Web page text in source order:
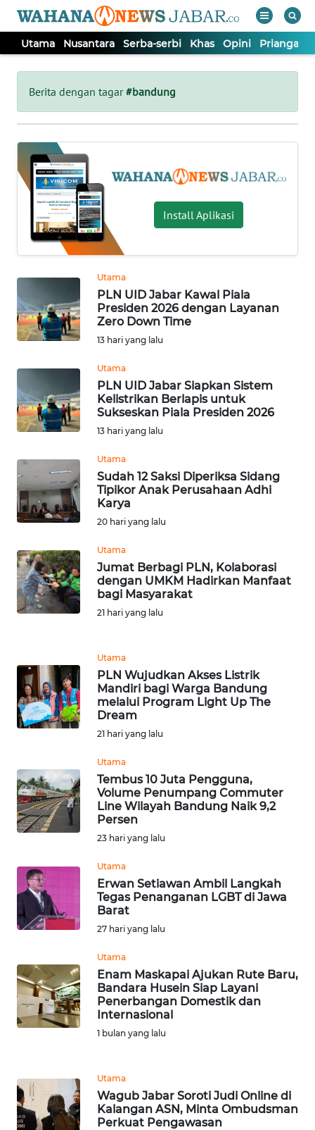
Utama Nusantara Serba-serbi Khas Opini Priangan
Berita dengan tagar#bandung
Install Aplikasi
Utama
PLN UID Jabar Kawal Piala
Presiden 2026 dengan Layanan
Zero Down Time
13 hari yang lalu
Utama
PLN UID Jabar Siapkan Sistem
Kelistrikan Berlapis untuk
Sukseskan Piala Presiden 2026
13 hari yang lalu
Utama
Sudah 12 Saksi Diperiksa Sidang
Tipikor Anak Perusahaan Adhi
Karya
20 hari yang lalu
Utama
Jumat Berbagi PLN, Kolaborasi
dengan UMKM Hadirkan Manfaat
bagi Masyarakat
21 hari yang lalu
Utama
PLN Wujudkan Akses Listrik
Mandiri bagi Warga Bandung
melalui Program Light Up The
Dream
21 hari yang lalu
Utama
Tembus 10 Juta Pengguna,
Volume Penumpang Commuter
Line Wilayah Bandung Naik 9,2
Persen
23 hari yang lalu
Utama
Erwan Setiawan Ambil Langkah
Tegas Penanganan LGBT di Jawa
Barat
27 hari yang lalu
Utama
Enam Maskapai Ajukan Rute Baru,
Bandara Husein Siap Layani
Penerbangan Domestik dan
Internasional
1 bulan yang lalu
Utama
Wagub Jabar Soroti Judi Online di
Kalangan ASN, Minta Ombudsman
Perkuat Pengawasan
Tutup
UTAMA
NUSANTARA
SERBA-
SERBI
KHAS
OPINI
PRIANGAN
SUKABUMI
PURWAKARTA
INDEKS
BERITA
KONTAK
KAMI
INFO
KAMI
PEDOMAN
MEDIA
REDAKSI
KARIR
Wahana
News
Regional
SUMUT
WN
JAKARTA
WN
BANTEN